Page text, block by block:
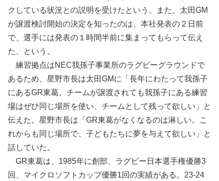
クしている状況との説明を受けたという。また、太田GM
が譲渡検討開始の決定を知ったのは、本社発表の２日前
で、選手には発表の１時間半前に集まってもらって伝え
た、という。
練習拠点はNEC我孫子事業所のラグビーグラウンドで
あるため、星野市長は太田GMに「長年にわたって我孫子
にあるGR東葛。チームが譲渡されても我孫子にある練習
場はぜひ同じ場所を使い、チームとして残って欲しい」と
伝えた。星野市長は「GR東葛がなくなるのは淋しい。こ
れからも同じ場所で、子どもたちに夢を与えて欲しい」と
話していた。
GR東葛は、1985年に創部、ラグビー日本選手権優勝3
回、マイクロソフトカップ優勝1回の実績がある。23-24